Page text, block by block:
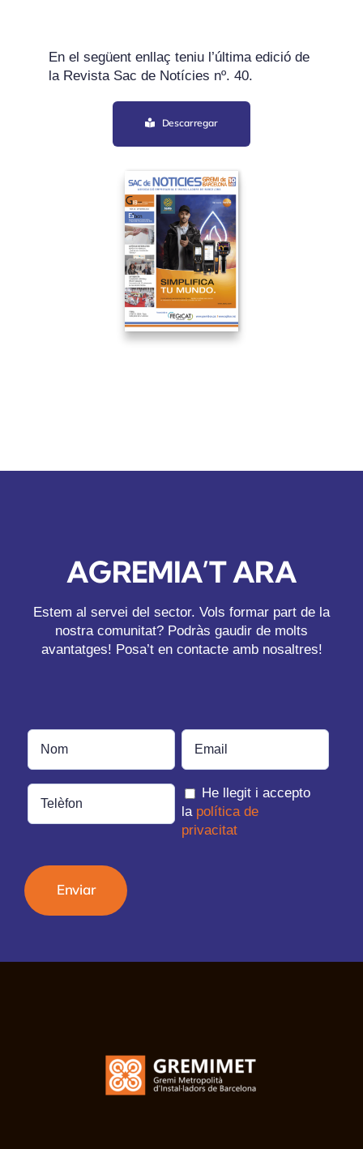
En el següent enllaç teniu l’última edició de
la Revista Sac de Notícies nº. 40.
Descarregar
AGREMIA’T ARA
Estem al servei del sector. Vols formar part de la
nostra comunitat? Podràs gaudir de molts
avantatges! Posa’t en contacte amb nosaltres!
He llegit i accepto
la política de
privacitat